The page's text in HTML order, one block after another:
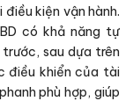
kiện vận hành.
có khả năng tự
sau dựa trên
khiển của tài
phù hợp, giúp